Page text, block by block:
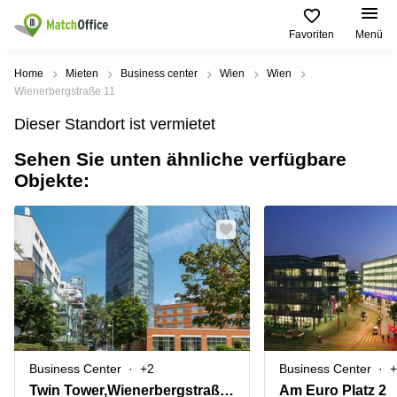
Favoriten Menü
Mieten / Vermieten
Produktseiten
Büro
mieten
Center
Coworking
Seminarraum
Virtual
Office
Beliebte
Städte
Büro
mieten
Coworking
Space
Wien
Seminarraum
Wien
Geschäftsadresse
mieten Wien
Büro
Beliebte
Suchanfragen
Tuchlauben
7A
Leopold-
Ungar-
Platz 2
Ausstellungsstraße
50
Wienerbergstraße
11
Margaretenstraße
70
Hilfe
Über uns
Büro vermieten
Preis
Anmelden
Home Mieten Business center Wien
Wien
Wienerbergstraße 11
Dieser Standort ist vermietet
Sehen Sie unten ähnliche verfügbare
Objekte:
Business Center +2
Twin Tower,Wienerbergstraße 11/12A
Business Center
Am Euro Platz 2